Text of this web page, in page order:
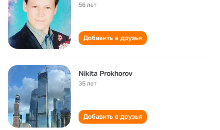
56 лет
Добавить в друзья
Nikita Prokhorov
35 лет
Добавить в друзья